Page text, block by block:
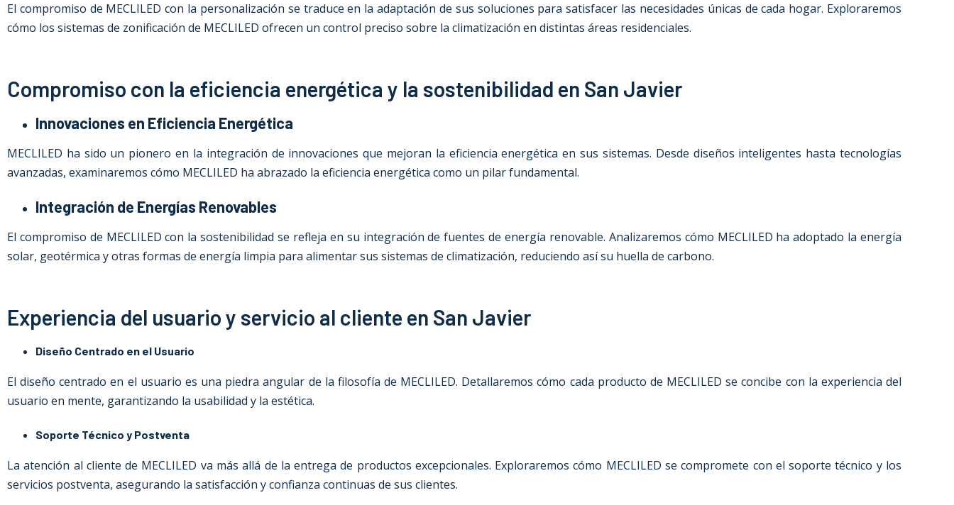
El compromiso de MECLILED con la personalización se traduce en la adaptación de sus soluciones para satisfacer las necesidades únicas de cada hogar. Exploraremos
cómo los sistemas de zonificación de MECLILED ofrecen un control preciso sobre la climatización en distintas áreas residenciales.
Compromiso con la eficiencia energética y la sostenibilidad en San Javier
Innovaciones en Eficiencia Energética
MECLILED ha sido un pionero en la integración de innovaciones que mejoran la eficiencia energética en sus sistemas. Desde diseños inteligentes hasta tecnologías
avanzadas, examinaremos cómo MECLILED ha abrazado la eficiencia energética como un pilar fundamental.
Integración de Energías Renovables
El compromiso de MECLILED con la sostenibilidad se refleja en su integración de fuentes de energía renovable. Analizaremos cómo MECLILED ha adoptado la energía
solar, geotérmica y otras formas de energía limpia para alimentar sus sistemas de climatización, reduciendo así su huella de carbono.
Experiencia del usuario y servicio al cliente en San Javier
Diseño Centrado en el Usuario
El diseño centrado en el usuario es una piedra angular de la filosofía de MECLILED. Detallaremos cómo cada producto de MECLILED se concibe con la experiencia del
usuario en mente, garantizando la usabilidad y la estética.
Soporte Técnico y Postventa
La atención al cliente de MECLILED va más allá de la entrega de productos excepcionales. Exploraremos cómo MECLILED se compromete con el soporte técnico y los
servicios postventa, asegurando la satisfacción y confianza continuas de sus clientes.